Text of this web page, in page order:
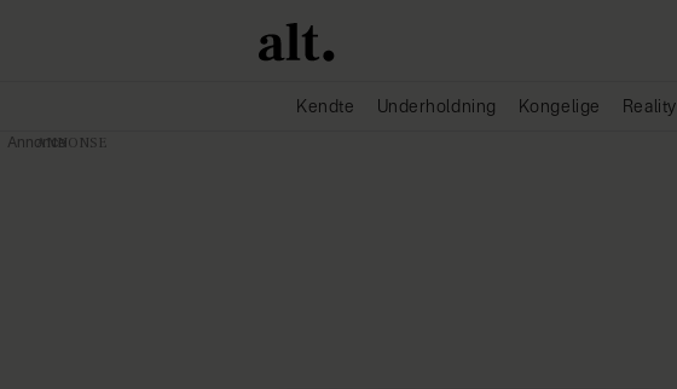
Kendte Underholdning Kongelige Reality
Annonce